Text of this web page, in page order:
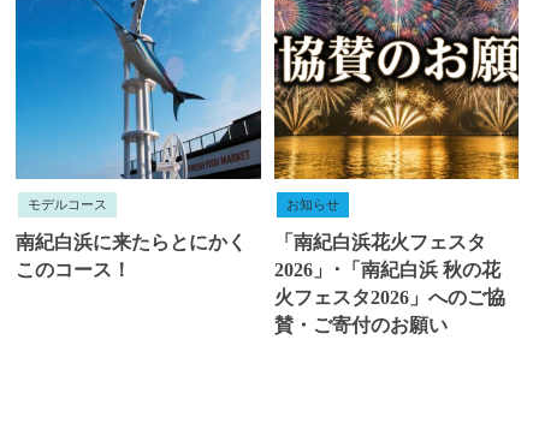
モデルコース
南紀白浜に来たらとにかく
このコース！
お知らせ
「南紀白浜花火フェスタ
2026」･「南紀白浜 秋の花
火フェスタ2026」へのご協
賛・ご寄付のお願い